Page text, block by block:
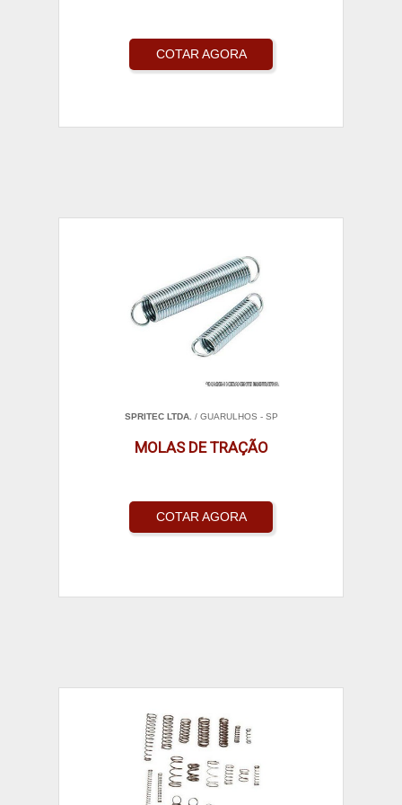
COTAR AGORA
SPRITEC LTDA. / GUARULHOS - SP
MOLAS DE TRAÇÃO
COTAR AGORA